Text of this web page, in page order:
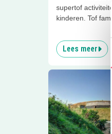
supertof
kinderen. Tof
Lees meer